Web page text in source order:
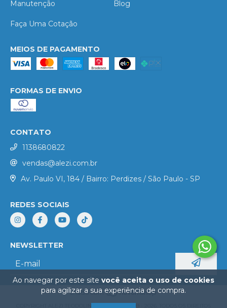
Ao navegar por este site você aceita o uso de cookies
para agilizar a sua experiência de compra.
Manutenção Blog
Faça Uma Cotação
MEIOS DE PAGAMENTO
FORMAS DE ENVIO
CONTATO
1138680822
vendas@alezi.com.br
Av. Paulo VI, 184 / Bairro: Perdizes / São Paulo - SP
REDES SOCIAIS
NEWSLETTER